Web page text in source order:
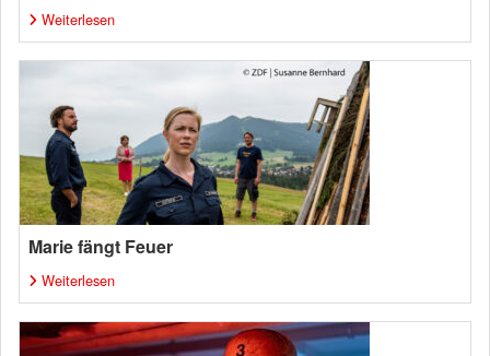
Weiterlesen
Marie fängt Feuer
Weiterlesen